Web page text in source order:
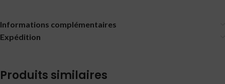
Informations complémentaires
Expédition
Produits similaires